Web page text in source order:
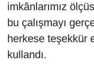
imkânlarımız
bu çalışmayı
herkese teşekkür
kullandı.